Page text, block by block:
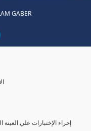
GABER